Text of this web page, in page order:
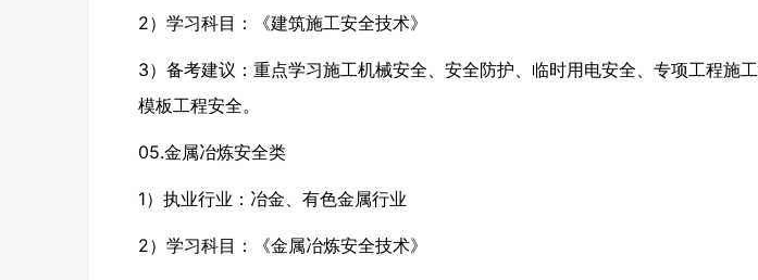
2）学习科目：《建筑施工安全技术》
3）备考建议：重点学习施工机械安全、安全防护、临时用电安全、专项工程施
模板工程安全。
05.金属冶炼安全类
1）执业行业：冶金、有色金属行业
2）学习科目：《金属冶炼安全技术》